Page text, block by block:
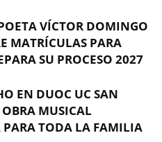
VÍCTOR DOMINGO
MATRÍCULAS PARA
SU PROCESO 2027
EN DUOC UC SAN
MUSICAL
PARA TODA LA FAMILIA